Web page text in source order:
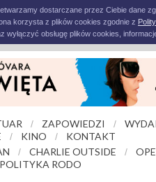
dostarczane przez Ciebie dane
korzysta z plików cookies zgodnie z
wyłączyć obsługę plików cookies,
/ ZAPOWIEDZI /
/ KINO /
KONTAKT
/ CHARLIE OUTSIDE /
POLITYKA RODO